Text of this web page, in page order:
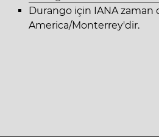
Durango için IANA zaman
America/Monterrey'dir.